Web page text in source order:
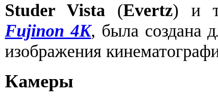
Studer Vista (Evertz) и
Fujinon 4K, была создана
изображения
Камеры